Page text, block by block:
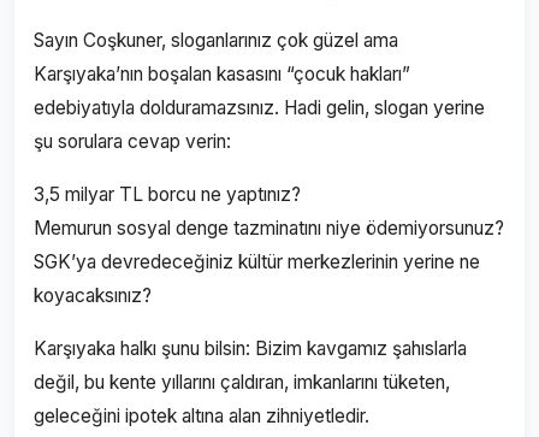
Sayın Coşkuner, sloganlarınız çok güzel ama
Karşıyaka’nın boşalan kasasını “çocuk hakları”
edebiyatıyla dolduramazsınız. Hadi gelin, slogan yerine
şu sorulara cevap verin:
3,5 milyar TL borcu ne yaptınız?
Memurun sosyal denge tazminatını niye ödemiyorsunuz?
SGK’ya devredeceğiniz kültür merkezlerinin yerine ne
koyacaksınız?
Karşıyaka halkı şunu bilsin: Bizim kavgamız şahıslarla
değil, bu kente yıllarını çaldıran, imkanlarını tüketen,
geleceğini ipotek altına alan zihniyetledir.